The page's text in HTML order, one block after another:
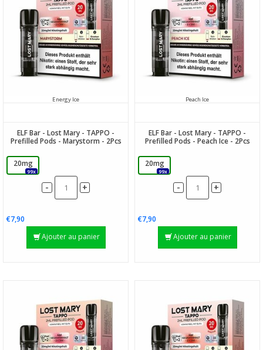
Energy Ice
ELF Bar - Lost Mary - TAPPO -
Prefilled Pods - Marystorm - 2Pcs
20mg
99x
- +
€7,90
Ajouter au panier
Peach Ice
ELF Bar - Lost Mary - TAPPO -
Prefilled Pods - Peach Ice - 2Pcs
20mg
99x
- +
€7,90
Ajouter au panier